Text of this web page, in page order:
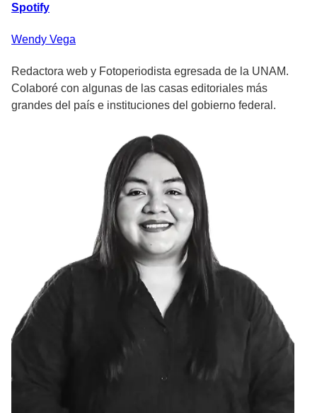
Spotify
Wendy Vega
Redactora web y Fotoperiodista egresada de la UNAM.
Colaboré con algunas de las casas editoriales más
grandes del país e instituciones del gobierno federal.